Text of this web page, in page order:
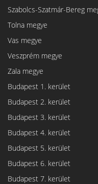
Szabolcs-Szatmár-Bereg
Tolna megye
Vas megye
Veszprém megye
Zala megye
Budapest 1. kerület
Budapest 2. kerület
Budapest 3. kerület
Budapest 4. kerület
Budapest 5. kerület
Budapest 6. kerület
Budapest 7. kerület